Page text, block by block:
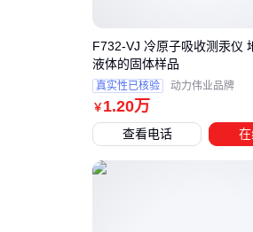
￥ 1.20万
F732-VJ 冷原子吸收测汞仪
液体的固体样品
真实性已核验 动力伟业品牌
查看电话